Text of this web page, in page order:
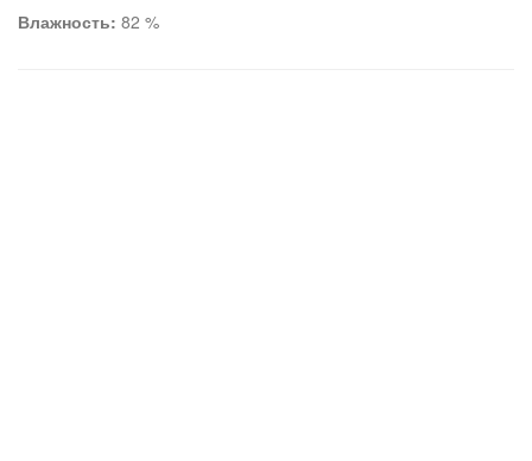
Влажность: 82 %